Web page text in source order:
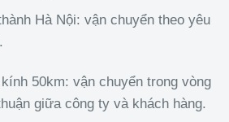
Hà Nội: vận chuyển theo yêu
50km: vận chuyển trong vòng
giữa công ty và khách hàng.